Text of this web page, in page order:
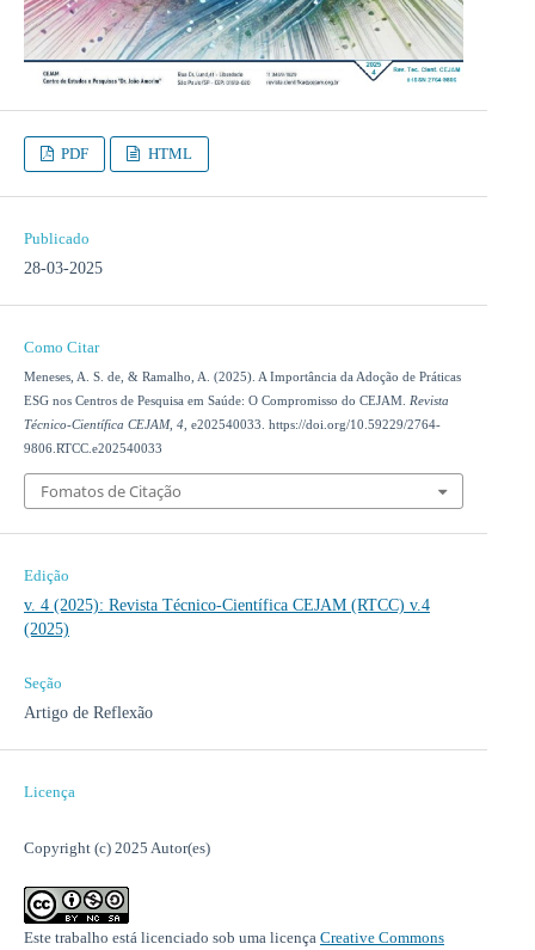
PDF HTML
Publicado
28-03-2025
Como Citar
Meneses, A. S. de, & Ramalho, A. (2025). A Importância da Adoção de Práticas
ESG nos Centros de Pesquisa em Saúde: O Compromisso do CEJAM. Revista
Técnico-Científica CEJAM, 4, e202540033. https://doi.org/10.59229/2764-
9806.RTCC.e202540033
Fomatos de Citação
Edição
v. 4 (2025): Revista Técnico-Científica CEJAM (RTCC) v.4
(2025)
Seção
Artigo de Reflexão
Licença
Copyright (c) 2025 Autor(es)
Este trabalho está licenciado sob uma licença Creative Commons